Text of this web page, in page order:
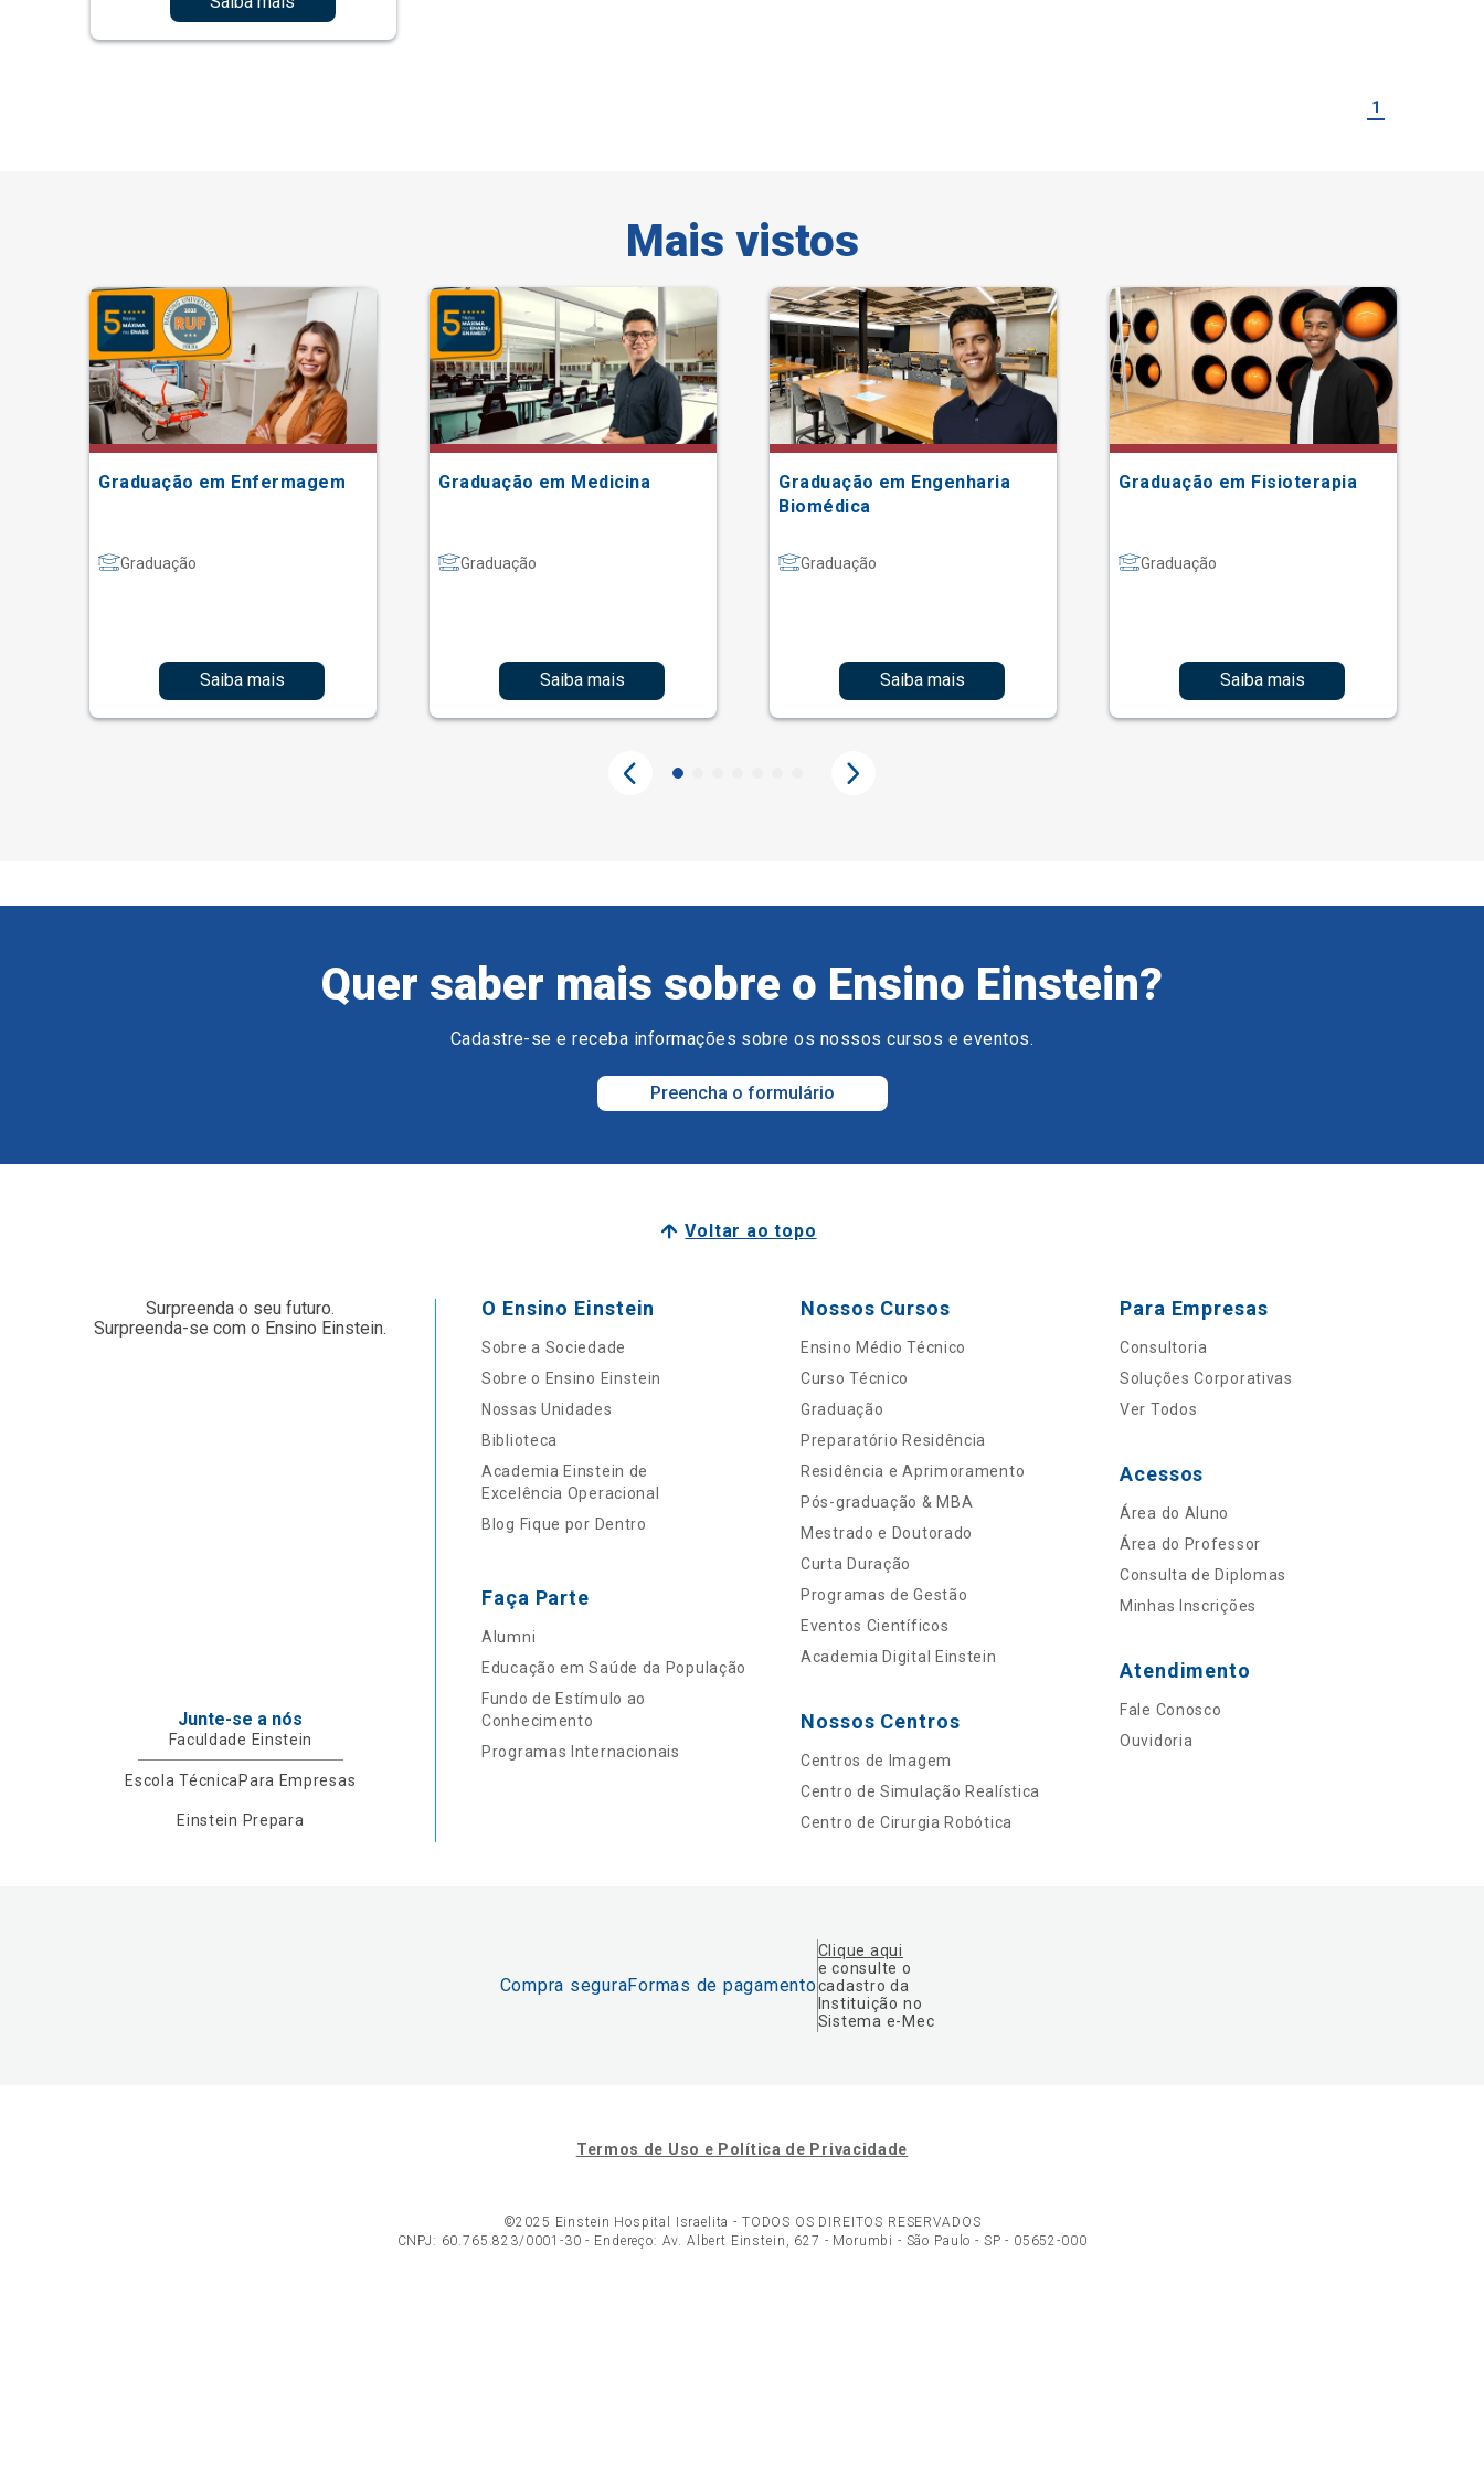
1
Mais vistos
Graduação em Enfermagem
Graduação
Saiba mais
Graduação em Medicina
Graduação
Saiba mais
Graduação em Engenharia
Biomédica
Graduação
Saiba mais
Graduação em Fisioterapia
Graduação
Saiba mais
Quer saber mais sobre o Ensino Einstein?
Cadastre-se e receba informações sobre os nossos cursos e eventos.
Preencha o formulário
Voltar ao topo
Surpreenda o seu futuro.
Surpreenda-se com o Ensino Einstein.
Junte-se a nós
Faculdade Einstein
Escola Técnica Para Empresas
Einstein Prepara
O Ensino Einstein
Sobre a Sociedade
Sobre o Ensino Einstein
Nossas Unidades
Biblioteca
Academia Einstein de
Excelência Operacional
Blog Fique por Dentro
Faça Parte
Alumni
Educação em Saúde da População
Fundo de Estímulo ao
Conhecimento
Programas Internacionais
Nossos Cursos
Ensino Médio Técnico
Curso Técnico
Graduação
Preparatório Residência
Residência e Aprimoramento
Pós-graduação & MBA
Mestrado e Doutorado
Curta Duração
Programas de Gestão
Eventos Científicos
Academia Digital Einstein
Nossos Centros
Centros de Imagem
Centro de Simulação Realística
Centro de Cirurgia Robótica
Para Empresas
Consultoria
Soluções Corporativas
Ver Todos
Acessos
Área do Aluno
Área do Professor
Consulta de Diplomas
Minhas Inscrições
Atendimento
Fale Conosco
Ouvidoria
Compra seguraFormas de pagamento
Clique aqui
e consulte o
cadastro da
Instituição no
Sistema e-Mec
Termos de Uso e Política de Privacidade
©2025 Einstein Hospital Israelita - TODOS OS DIREITOS RESERVADOS
CNPJ: 60.765.823/0001-30 - Endereço: Av. Albert Einstein, 627 - Morumbi - São Paulo - SP - 05652-000